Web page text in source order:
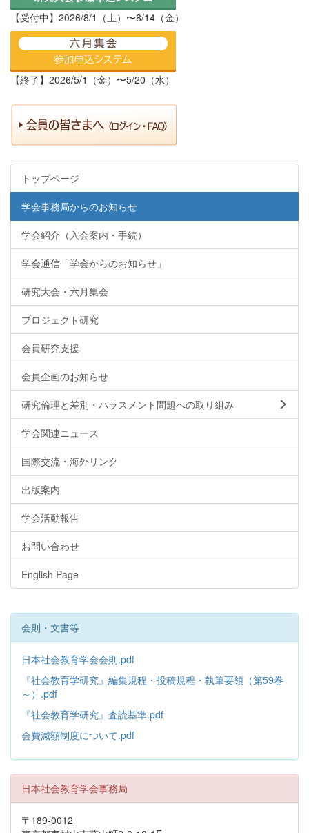
【受付中】2026/8/1（土）〜8/14（金）
【終了】2026/5/1（金）〜5/20（水）
トップページ
学会事務局からのお知らせ
学会紹介（入会案内・手続）
学会通信「学会からのお知らせ」
研究大会・六月集会
プロジェクト研究
会員研究支援
会員企画のお知らせ
研究倫理と差別・ハラスメント問題への取り組み
学会関連ニュース
国際交流・海外リンク
出版案内
学会活動報告
お問い合わせ
English Page
会則・文書等
日本社会教育学会会則.pdf
『社会教育学研究』編集規程・投稿規程・執筆要領（第59巻
～）.pdf
『社会教育学研究』査読基準.pdf
会費減額制度について.pdf
日本社会教育学会事務局
〒189-0012